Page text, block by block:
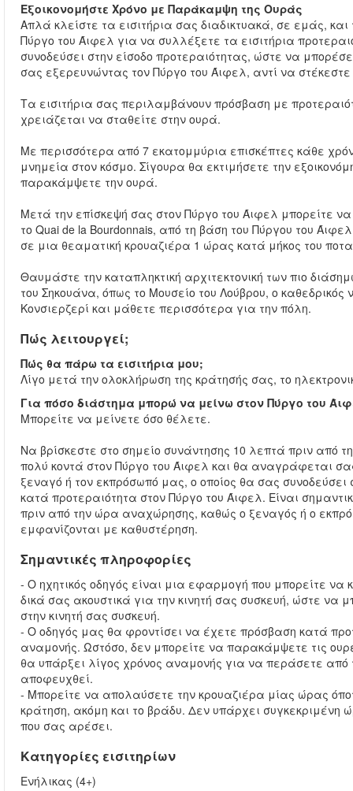
Εξοικονομήστε Χρόνο με Παράκαμψη της Ουράς
Απλά κλείστε τα εισιτήρια σας διαδικτυακά, σε εμάς,
Πύργο του Άιφελ για να συλλέξετε τα εισιτήρια
συνοδεύσει στην είσοδο προτεραιότητας, ώστε να
σας εξερευνώντας τον Πύργο του Άιφελ, αντί να
Τα εισιτήρια σας περιλαμβάνουν πρόσβαση με
χρειάζεται να σταθείτε στην ουρά.
Με περισσότερα από 7 εκατομμύρια επισκέπτες κάθε
μνημεία στον κόσμο. Σίγουρα θα εκτιμήσετε την
παρακάμψετε την ουρά.
Μετά την επίσκεψή σας στον Πύργο του Άιφελ
το Quai de la Bourdonnais, από τη βάση του Πύργου του
σε μια θεαματική κρουαζιέρα 1 ώρας κατά μήκος του
Θαυμάστε την καταπληκτική αρχιτεκτονική των πιο
του Σηκουάνα, όπως το Μουσείο του Λούβρου, ο
Κονσιερζερί και μάθετε περισσότερα για την πόλη.
Πώς λειτουργεί;
Πώς θα πάρω τα εισιτήρια μου;
Λίγο μετά την ολοκλήρωση της κράτησής σας, το
Για πόσο διάστημα μπορώ να μείνω στον Πύργο του
Μπορείτε να μείνετε όσο θέλετε.
Να βρίσκεστε στο σημείο συνάντησης 10 λεπτά πριν από
πολύ κοντά στον Πύργο του Άιφελ και θα αναγράφεται
ξεναγό ή τον εκπρόσωπό μας, ο οποίος θα σας
κατά προτεραιότητα στον Πύργο του Άιφελ. Είναι
πριν από την ώρα αναχώρησης, καθώς ο ξεναγός ή ο
εμφανίζονται με καθυστέρηση.
Σημαντικές πληροφορίες
- Ο ηχητικός οδηγός είναι μια εφαρμογή που μπορείτε
δικά σας ακουστικά για την κινητή σας συσκευή, ώστε να
στην κινητή σας συσκευή.
- Ο οδηγός μας θα φροντίσει να έχετε πρόσβαση κατά
αναμονής. Ωστόσο, δεν μπορείτε να παρακάμψετε τις
θα υπάρξει λίγος χρόνος αναμονής για να περάσετε
αποφευχθεί.
- Μπορείτε να απολαύσετε την κρουαζιέρα μίας ώρας
κράτηση, ακόμη και το βράδυ. Δεν υπάρχει
που σας αρέσει.
Κατηγορίες εισιτηρίων
Ενήλικας (4+)